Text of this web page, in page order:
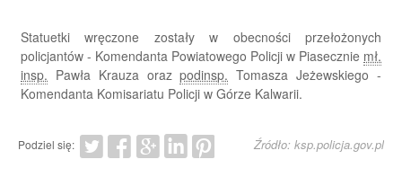
Statuetki wręczone zostały w obecności przełożonych
policjantów - Komendanta Powiatowego Policji w Piasecznie mł.
insp. Pawła Krauza orazpodinsp. Tomasza Jeżewskiego -
Komendanta Komisariatu Policji w Górze Kalwarii.
Podziel się: Źródło: ksp.policja.gov.pl